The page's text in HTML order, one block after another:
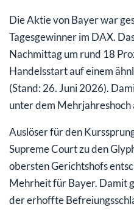
Die Aktie von Bayer war
Tagesgewinner im DAX.
Nachmittag um rund 18
Handelsstart auf einem
(Stand: 26. Juni 2026).
unter dem Mehrjahreshoch
Auslöser für den
Supreme Court zu den
obersten Gerichtshofs
Mehrheit für Bayer. Damit
der erhoffte